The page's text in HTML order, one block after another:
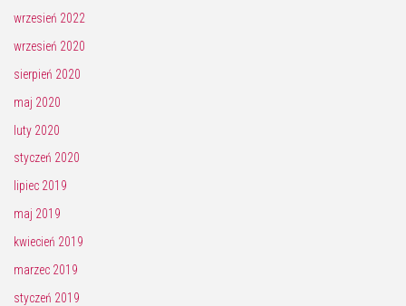
wrzesień 2022
wrzesień 2020
sierpień 2020
maj 2020
luty 2020
styczeń 2020
lipiec 2019
maj 2019
kwiecień 2019
marzec 2019
styczeń 2019